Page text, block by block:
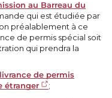
au Barreau du
qui est étudiée par
préalablement à ce
de permis spécial soit
qui prendra la
de permis
étranger
;